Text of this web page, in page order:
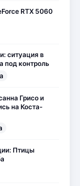
RTX 5060
ситуация в
под контроль
Грисо и
на Коста-
Птицы